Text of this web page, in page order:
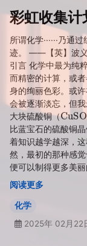
彩虹收集计
所谓化学······乃
迹。 ——【英】波义
引言 化学中最为纯
而精密的计算，或
身的绚丽色彩。或
会被逐渐淡忘，但
大块硫酸铜（CuSO
比蓝宝石的硫酸铜
着知识越学越深，
然，最初的那种感
便可以制得更多美
阅读更多
化学
2025年 02月22